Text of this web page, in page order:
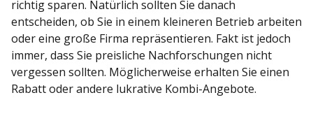
richtig sparen. Natürlich sollten Sie danach
entscheiden, ob Sie in einem kleineren Betrieb arbeiten
oder eine große Firma repräsentieren. Fakt ist jedoch
immer, dass Sie preisliche Nachforschungen nicht
vergessen sollten. Möglicherweise erhalten Sie einen
Rabatt oder andere lukrative Kombi-Angebote.